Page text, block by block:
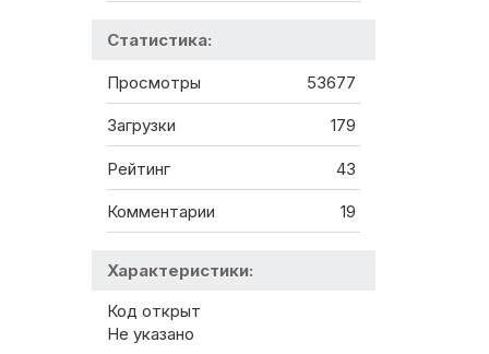
Статистика:
Просмотры 53677
Загрузки 179
Рейтинг 43
Комментарии 19
Характеристики:
Код открыт
Не указано